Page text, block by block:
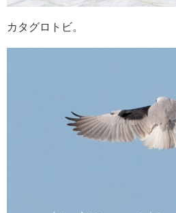
カタグロトビ。